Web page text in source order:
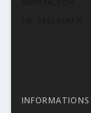
INFORMATIONS